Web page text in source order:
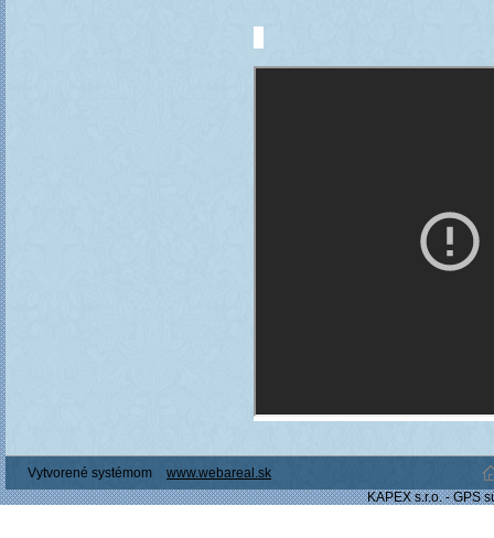
Vytvorené systémom
www.webareal.sk
KAPEX s.r.o. - GPS